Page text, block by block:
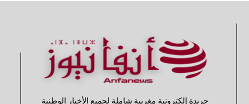
جريدة إلكترونية مغربية شاملة لجميع الأخبار الوطنية